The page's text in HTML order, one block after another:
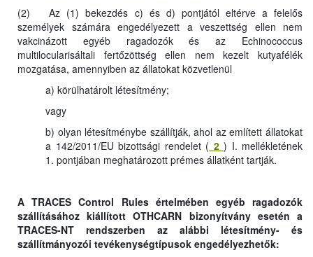
(2) Az (1) bekezdés c) és d) pontjától eltérve a felelős
személyek számára engedélyezett a veszettség ellen nem
vakcinázott egyéb ragadozók és az Echinococcus
multilocularisáltali fertőzöttség ellen nem kezelt kutyafélék
mozgatása, amennyiben az állatokat közvetlenül
a) körülhatárolt létesítmény;
vagy
b) olyan létesítménybe szállítják, ahol az említett állatokat
a 142/2011/EU bizottsági rendelet ( 2 ) I. mellékletének
1. pontjában meghatározott prémes állatként tartják.
A TRACES Control Rules értelmében egyéb ragadozók
szállításához kiállított OTHCARN bizonyítvány esetén a
TRACES-NT rendszerben az alábbi létesítmény- és
szállítmányozói tevékenységtípusok engedélyezhetők: